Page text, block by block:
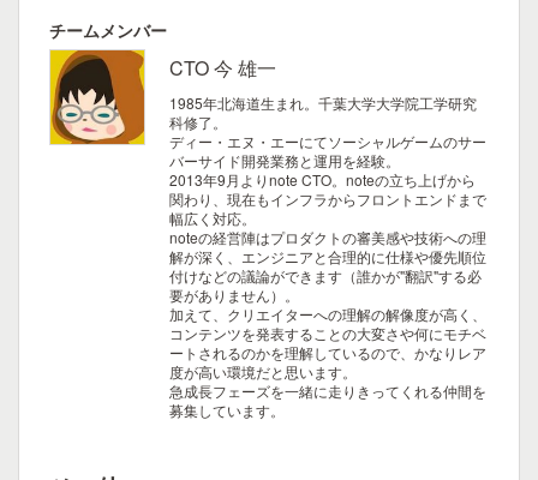
チームメンバー
CTO 今 雄一
1985年北海道生まれ。千葉大学大学院工学研究
科修了。
ディー・エヌ・エーにてソーシャルゲームのサー
バーサイド開発業務と運用を経験。
2013年9月よりnote CTO。noteの立ち上げから
関わり、現在もインフラからフロントエンドまで
幅広く対応。
noteの経営陣はプロダクトの審美感や技術への理
解が深く、エンジニアと合理的に仕様や優先順位
付けなどの議論ができます（誰かが"翻訳"する必
要がありません）。
加えて、クリエイターへの理解の解像度が高く、
コンテンツを発表することの大変さや何にモチベ
ートされるのかを理解しているので、かなりレア
度が高い環境だと思います。
急成長フェーズを一緒に走りきってくれる仲間を
募集しています。